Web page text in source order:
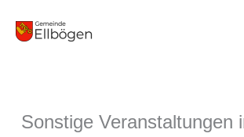
Inhalt
Sonstige Veranstaltungen
Veranstaltungen